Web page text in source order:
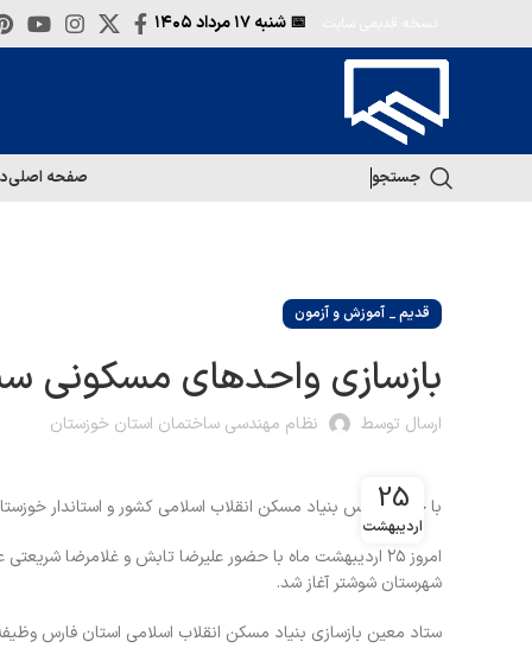
📅 شنبه
جستجو صفحه اصلی
قدیم _ آموزش و آزمون
بازسازی واحدهای مسکونی
ارسال توسط نظام مهندسی ساختمان استان خوزستان
25
اردیبهشت
با حضور رئیس بنیاد مسکن انقلاب اسلامی کشور و استاندار خوزستان عملیات بازسازی ۳۰۰۰ واحد مسکونی
امروز ۲۵ اردیبهشت ماه با حضور علیرضا تابش و غلامرضا
شهرستان شوشتر آغاز شد.
ستاد معین بازسازی بنیاد مسکن انقلاب اسلامی استان فارس